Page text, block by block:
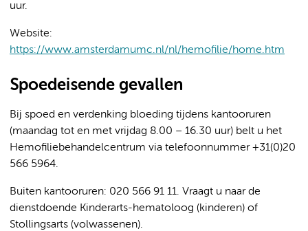
uur.
Website:
https://www.amsterdamumc.nl/nl/hemofilie/home.htm
Spoedeisende gevallen
Bij spoed en verdenking bloeding tijdens kantooruren
(maandag tot en met vrijdag 8.00 – 16.30 uur) belt u het
Hemofiliebehandelcentrum via telefoonnummer +31(0)20
566 5964.
Buiten kantooruren: 020 566 91 11. Vraagt u naar de
dienstdoende Kinderarts-hematoloog (kinderen) of
Stollingsarts (volwassenen).